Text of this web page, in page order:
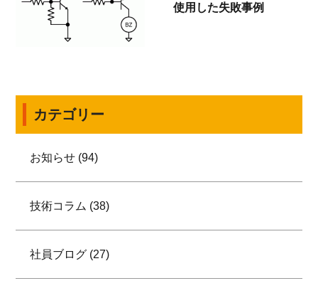
使用した失敗事例
カテゴリー
お知らせ (94)
技術コラム (38)
社員ブログ (27)